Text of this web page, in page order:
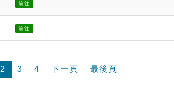
前往
前往
2 3 4 下一頁 最後頁